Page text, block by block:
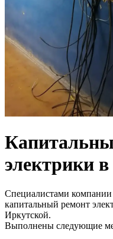
электрики
Специалистами
капитальный ремонт
Иркутской.
Выполнены следующие